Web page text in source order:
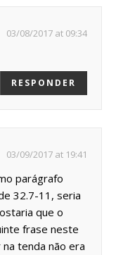
03/08/2017 at 09:34
RESPONDER
03/09/2017 at 19:41
parágrafo
32.7-11, seria
que o
frase neste
tenda não era